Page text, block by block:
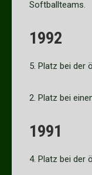
Softballteams.
1992
5. Platz bei der
2. Platz bei
1991
4. Platz bei der